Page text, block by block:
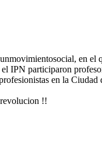
en el
IPN participaron
en la Ciudad
revolucion !!